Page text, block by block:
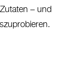
– und